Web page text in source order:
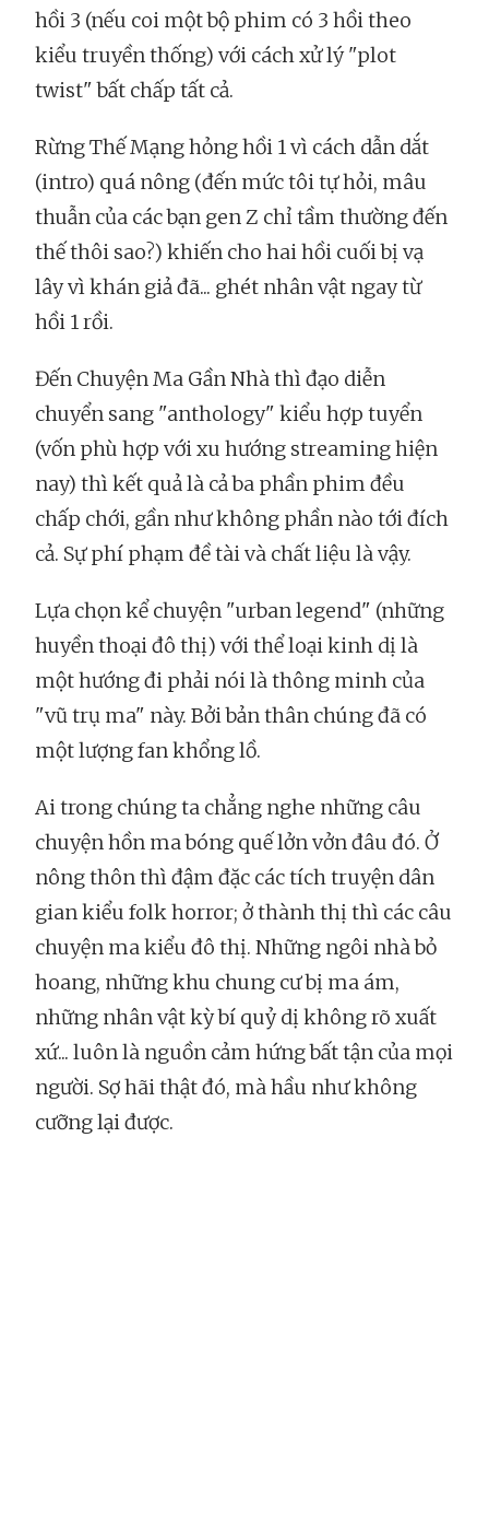
hồi 3 (nếu coi một bộ phim có 3 hồi theo
kiểu truyền thống) với cách xử lý "plot
twist" bất chấp tất cả.
Rừng Thế Mạng hỏng hồi 1 vì cách dẫn dắt
(intro) quá nông (đến mức tôi tự hỏi, mâu
thuẫn của các bạn gen Z chỉ tầm thường đến
thế thôi sao?) khiến cho hai hồi cuối bị vạ
lây vì khán giả đã... ghét nhân vật ngay từ
hồi 1 rồi.
Đến Chuyện Ma Gần Nhà thì đạo diễn
chuyển sang "anthology" kiểu hợp tuyển
(vốn phù hợp với xu hướng streaming hiện
nay) thì kết quả là cả ba phần phim đều
chấp chới, gần như không phần nào tới đích
cả. Sự phí phạm đề tài và chất liệu là vậy.
Lựa chọn kể chuyện "urban legend" (những
huyền thoại đô thị) với thể loại kinh dị là
một hướng đi phải nói là thông minh của
"vũ trụ ma" này. Bởi bản thân chúng đã có
một lượng fan khổng lồ.
Ai trong chúng ta chẳng nghe những câu
chuyện hồn ma bóng quế lởn vởn đâu đó. Ở
nông thôn thì đậm đặc các tích truyện dân
gian kiểu folk horror; ở thành thị thì các câu
chuyện ma kiểu đô thị. Những ngôi nhà bỏ
hoang, những khu chung cư bị ma ám,
những nhân vật kỳ bí quỷ dị không rõ xuất
xứ... luôn là nguồn cảm hứng bất tận của mọi
người. Sợ hãi thật đó, mà hầu như không
cưỡng lại được.